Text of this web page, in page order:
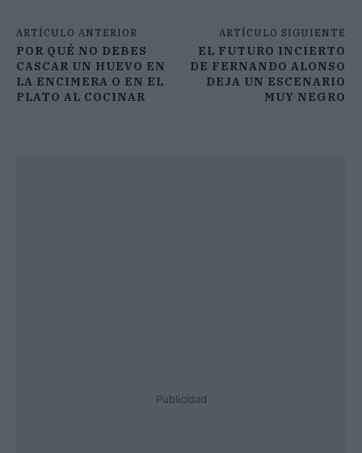
ARTÍCULO ANTERIOR
POR QUÉ NO DEBES
CASCAR UN HUEVO EN
LA ENCIMERA O EN EL
PLATO AL COCINAR
ARTÍCULO SIGUIENTE
EL FUTURO INCIERTO
DE FERNANDO ALONSO
DEJA UN ESCENARIO
MUY NEGRO
Publicidad